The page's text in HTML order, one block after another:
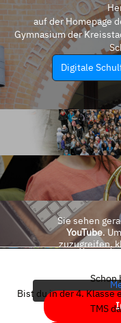
auf der Homepage
Gymnasium der
Digitale
Sie sehen
YouTube.
zuzugreifen,
Schon
Bist du in der 4. Klasse
TMS